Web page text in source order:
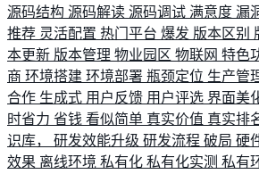
源码结构 源码解读 源码调试 满意度 漏
推荐 灵活配置 热门平台 爆发 版本区别
本更新 版本管理 物业园区 物联网 特色
商 环境搭建 环境部署 瓶颈定位 生产管
合作 生成式 用户反馈 用户评选 界面美
时省力 省钱 看似简单 真实价值 真实排
识库， 研发效能升级 研发流程 破局 硬
效果 离线环境 私有化 私有化实测 私有